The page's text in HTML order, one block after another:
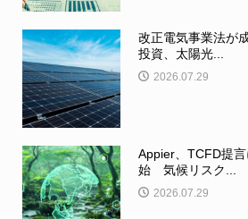
改正電気事業法が
投資、太陽光...
2026.07.29
Appier、TCFD提
始 気候リスク...
2026.07.29